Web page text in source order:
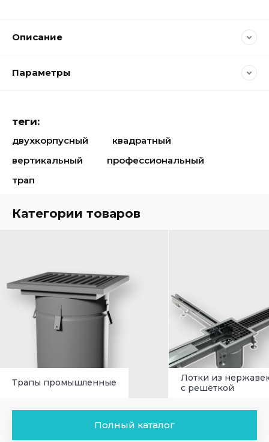
Описание
Параметры
теги:
двухкорпусный
квадратный
вертикальный
профессиональный
трап
Категории товаров
Трапы промышленные
Лотки из
с решёткой
Полный каталог